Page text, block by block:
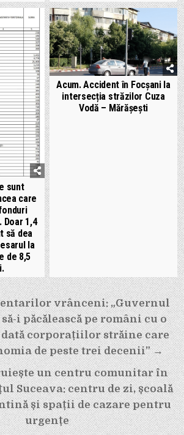
sunt
care
1,4
să dea
la
de 8,5
Acum. Accident în Focșani la
intersecția străzilor Cuza
Vodă – Mărășești
vrânceni: „Guvernul
i păcălească pe români cu o
corporațiilor străine care
de peste trei decenii” →
un centru comunitar în
Suceava: centru de zi, școală
și spații de cazare pentru
urgențe